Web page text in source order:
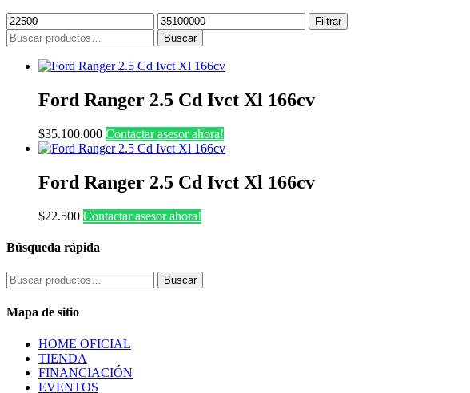
Precio
mínimo
Precio
máximo
Filtrar
Buscar
por:
Buscar
Ford Ranger 2.5 Cd Ivct Xl 166cv
$35.100.000 Contactar asesor ahora!
Ford Ranger 2.5 Cd Ivct Xl 166cv
$22.500 Contactar asesor ahora!
Búsqueda rápida
Buscar
por:
Buscar
Mapa de sitio
HOME OFICIAL
TIENDA
FINANCIACIÓN
EVENTOS